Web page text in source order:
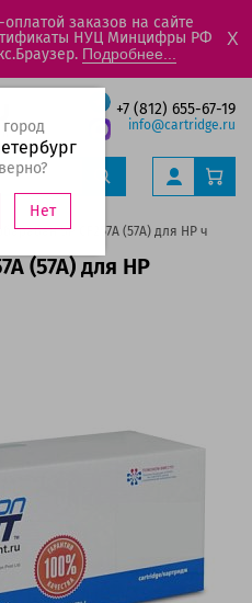
заказов на сайте
НУЦ Минцифры РФ
Подробнее...
X
+7 (812) 655-67-19
info@cartridge.ru
Нет
SP CF257A (57A) для HP черный
(57A) для HP